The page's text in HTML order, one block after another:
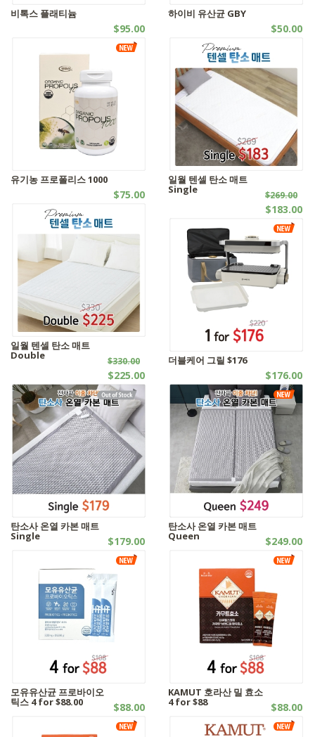
비톡스 플래티늄
$95.00
하이비 유산균 GBY
$50.00
유기농 프로폴리스 1000
$75.00
캡슐시리즈
일월 텐셀 탄소 매트
Single $269.00
$183.00
일월 텐셀 탄소 매트
Double $330.00
$225.00
웰빙제품 | - 기타 침구류
더블케어 그릴 $176
$176.00
웰빙제품 | - 기타 침구류
탄소사 온열 카본 매트
Single $179.00
탄소사 온열 카본 매트
Queen $249.00
모유유산균 프로바이오
틱스 4 for $88.00 $88.00
KAMUT 호라산 밀 효소
4 for $88 $88.00